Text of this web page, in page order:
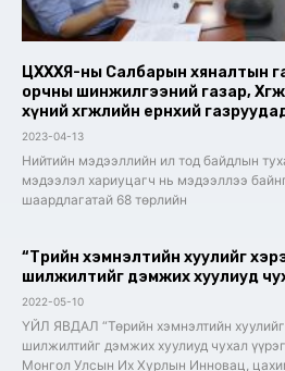
ЦХХХЯ-ны Салбарын хяналтын
орчны шинжилгээний газар,
хүний хөгжлийн ерөнхий
2023-04-13
Нийтийн мэдээллийн ил тод байдлын
мэдээлэл хариуцагч нь мэдээллээ
шаардлагатай 68 төрлийн
“Төрийн хэмнэлтийн хуулийг
шилжилтийг дэмжих хуулиуд
2022-05-10
ҮЙЛ ЯВДАЛ “Төрийн хэмнэлтийн
шилжилтийг дэмжих хуулиуд чухал
Монгол Улсын Их Хурлын Инновац,